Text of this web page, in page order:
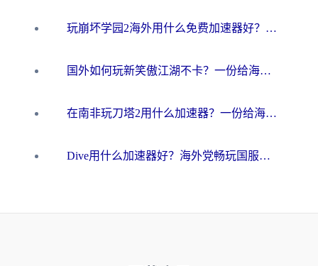
玩崩坏学园2海外用什么免费加速器好？2026海外党亲测国服游戏加速指南
国外如何玩新笑傲江湖不卡？一份给海外游子的终极网络指南
在南非玩刀塔2用什么加速器？一份给海外游子的终极生存指南
Dive用什么加速器好？海外党畅玩国服游戏的终极避坑指南